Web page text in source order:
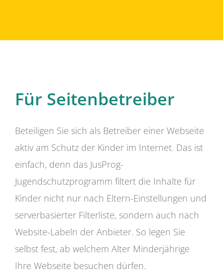
Für Seitenbetreiber
Beteiligen Sie sich als Betreiber einer Webseite
aktiv am Schutz der Kinder im Internet. Das ist
einfach, denn das JusProg-
Jugendschutzprogramm filtert die Inhalte für
Kinder nicht nur nach Eltern-Einstellungen und
serverbasierter Filterliste, sondern auch nach
Website-Labeln der Anbieter. So legen Sie
selbst fest, ab welchem Alter Minderjährige
Ihre Webseite besuchen dürfen.